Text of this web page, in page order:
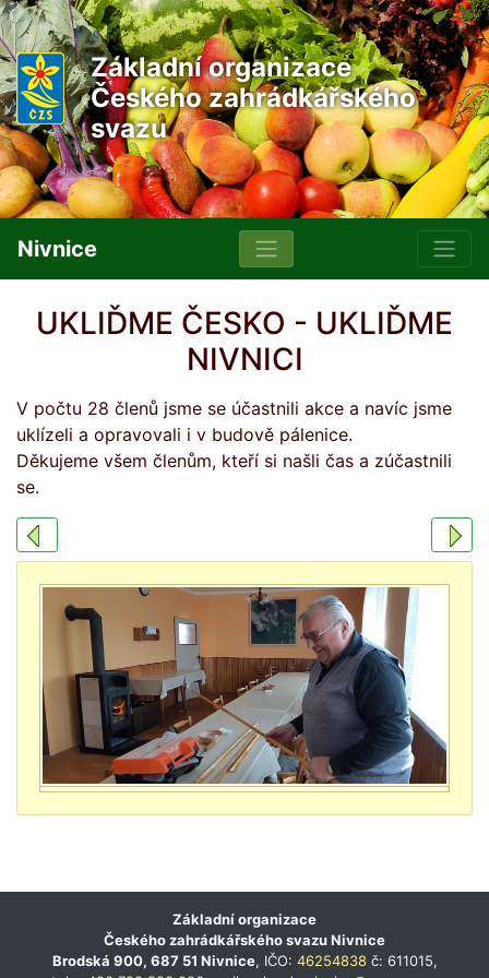
Základní organizace
Českého zahrádkářského
svazu
Nivnice
UKLIĎME ČESKO - UKLIĎME
NIVNICI
V počtu 28 členů jsme se účastnili akce a navíc jsme
uklízeli a opravovali i v budově pálenice.
Děkujeme všem členům, kteří si našli čas a zúčastnili
se.
Základní organizace
Českého zahrádkářského svazu Nivnice
Brodská 900, 687 51 Nivnice, IČO: 46254838č: 611015,